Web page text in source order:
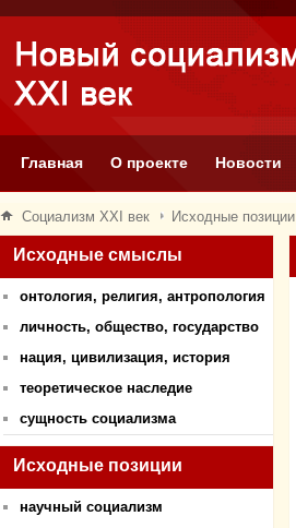
Главная О проекте Новости
Социализм XXI век Исходные позиции
Исходные смыслы
онтология, религия, антропология
личность, общество, государство
нация, цивилизация, история
теоретическое наследие
сущность социализма
Исходные позиции
научный социализм